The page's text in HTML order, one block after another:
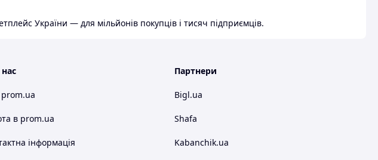
України — для мільйонів покупців і тисяч підприємців.
в prom.ua
інформація
Партнери
Bigl.ua
Shafa
Kabanchik.ua